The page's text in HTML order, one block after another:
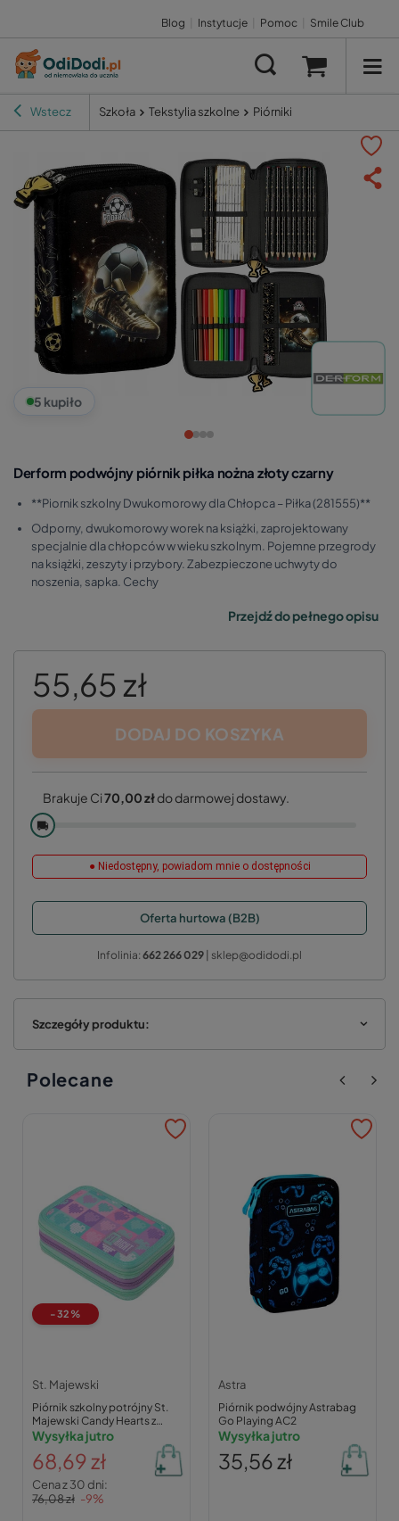
Blog Instytucje Pomoc Smile Club
Wstecz Szkoła Tekstylia szkolne Piórniki
5 kupiło
Derform podwójny piórnik piłka nożna złoty czarny
**Piornik szkolny Dwukomorowy dla Chłopca – Piłka (281555)**
Odporny, dwukomorowy worek na książki, zaprojektowany
specjalnie dla chłopców w wieku szkolnym. Pojemne przegrody
na książki, zeszyty i przybory. Zabezpieczone uchwyty do
noszenia, sapka. Cechy
Przejdź do pełnego opisu
55,65 zł
DODAJ DO KOSZYKA
Brakuje Ci70,00 złdo darmowej dostawy.
🚚
● Niedostępny, powiadom mnie o dostępności
Oferta hurtowa (B2B)
Infolinia: 662 266 029 | sklep@odidodi.pl
Szczegóły produktu:
Polecane
-32%
St. Majewski
Piórnik szkolny potrójny St.
Majewski Candy Hearts z
wyposażeniem
Wysyłka jutro
68,69 zł
Cena z 30 dni:
76,08 zł -9%
Astra
Piórnik podwójny Astrabag
Go Playing AC2
Wysyłka jutro
35,56 zł